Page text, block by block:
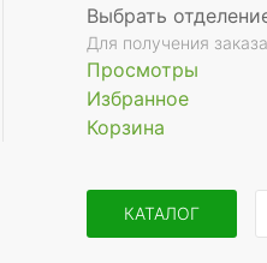
Выбрать
Для получения заказа
Просмотры
Избранное
Корзина
КАТАЛОГ